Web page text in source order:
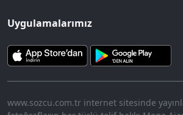
Uygulamalarımız
www.sozcu.com.tr internet sitesinde